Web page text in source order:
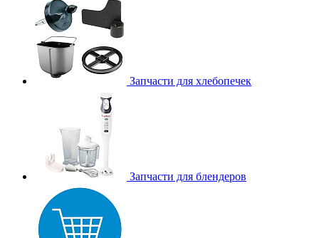
Запчасти для хлебопечек
Запчасти для блендеров